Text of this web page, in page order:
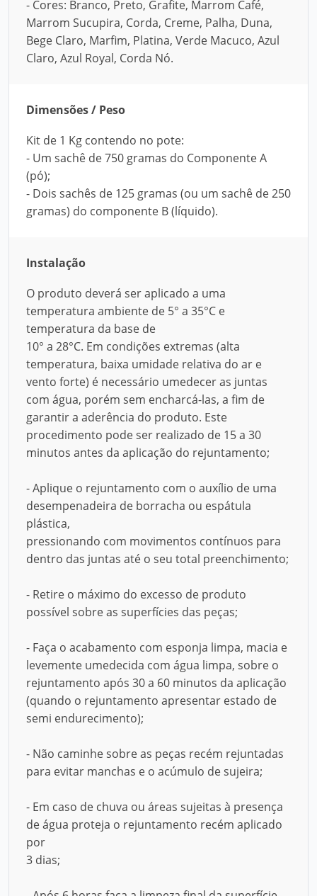
- Cores: Branco, Preto, Grafite, Marrom Café,
Marrom Sucupira, Corda, Creme, Palha, Duna,
Bege Claro, Marfim, Platina, Verde Macuco, Azul
Claro, Azul Royal, Corda Nó.
Dimensões / Peso
Kit de 1 Kg contendo no pote:
- Um sachê de 750 gramas do Componente A
(pó);
- Dois sachês de 125 gramas (ou um sachê de 250
gramas) do componente B (líquido).
Instalação
O produto deverá ser aplicado a uma
temperatura ambiente de 5° a 35°C e
temperatura da base de
10° a 28°C. Em condições extremas (alta
temperatura, baixa umidade relativa do ar e
vento forte) é necessário umedecer as juntas
com água, porém sem encharcá-las, a fim de
garantir a aderência do produto. Este
procedimento pode ser realizado de 15 a 30
minutos antes da aplicação do rejuntamento;
- Aplique o rejuntamento com o auxílio de uma
desempenadeira de borracha ou espátula
plástica,
pressionando com movimentos contínuos para
dentro das juntas até o seu total preenchimento;
- Retire o máximo do excesso de produto
possível sobre as superfícies das peças;
- Faça o acabamento com esponja limpa, macia e
levemente umedecida com água limpa, sobre o
rejuntamento após 30 a 60 minutos da aplicação
(quando o rejuntamento apresentar estado de
semi endurecimento);
- Não caminhe sobre as peças recém rejuntadas
para evitar manchas e o acúmulo de sujeira;
- Em caso de chuva ou áreas sujeitas à presença
de água proteja o rejuntamento recém aplicado
por
3 dias;